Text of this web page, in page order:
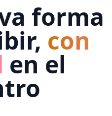
forma
con
en el